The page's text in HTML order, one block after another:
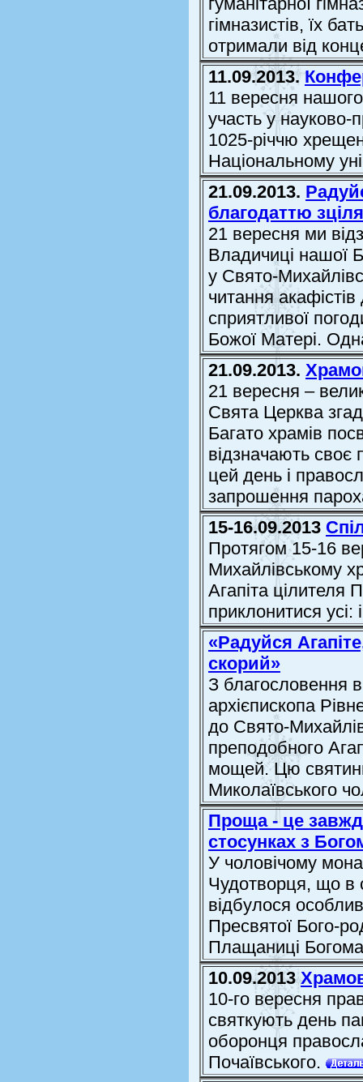
гімназистів, їх
отримали від
11.09.2013.
11 вересня
участь у науково-
1025-річчю
Національному
21.09.2013.
благодаттю
21 вересня ми
Владичиці нашої
у Свято-
читання
сприятливої
Божої Матері.
21.09.2013.
21 вересня –
Свята Церква
Багато храмів
відзначають своє
цей день і
запрошення
15-16.09.2013
Протягом 15-16
Михайлівському
Агапіта цілителя
приклонитися усі:
«Радуйся
скорий»
З благословення
архієпископа
до Свято-
преподобного
мощей. Цю
Миколаївського
Проща - це
стосунках з
У чоловічому
Чудотворця, що в
відбулося
Пресвятої Бого-
Плащаниці
10.09.2013
10-го вересня
святкують день
оборонця
Почаївського.